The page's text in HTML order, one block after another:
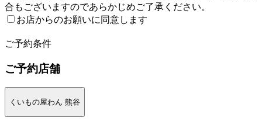
合もございますのであらかじめご了承ください。
お店からのお願いに同意します
ご予約条件
ご予約店舗
くいもの屋わん 熊谷